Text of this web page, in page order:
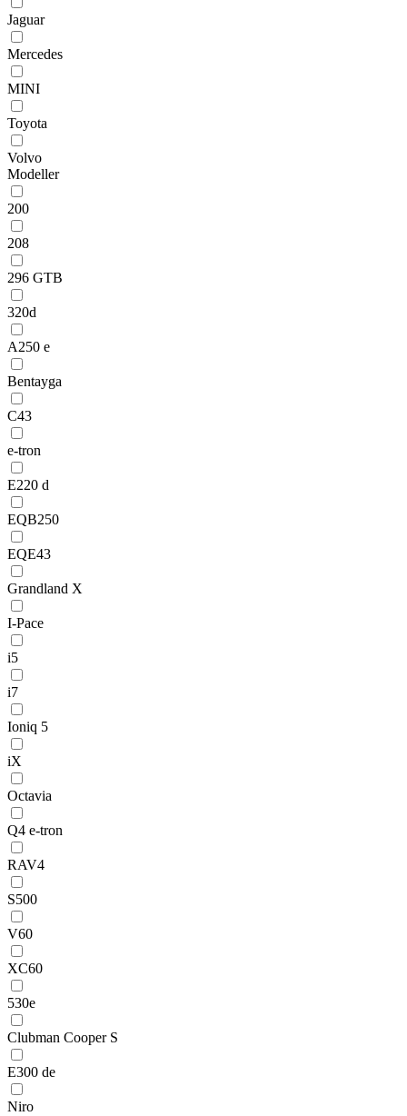
Jaguar
Mercedes
MINI
Toyota
Volvo
Modeller
200
208
296 GTB
320d
A250 e
Bentayga
C43
e-tron
E220 d
EQB250
EQE43
Grandland X
I-Pace
i5
i7
Ioniq 5
iX
Octavia
Q4 e-tron
RAV4
S500
V60
XC60
530e
Clubman Cooper S
E300 de
Niro